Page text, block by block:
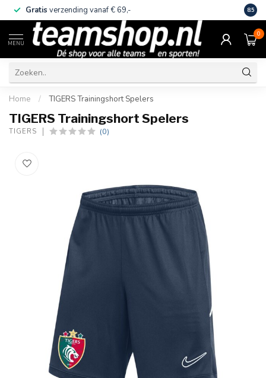
Gratis verzending vanaf € 69,- Eigen
8.5
MENU
0
Home / TIGERS Trainingshort Spelers
TIGERS Trainingshort Spelers
TIGERS (0)